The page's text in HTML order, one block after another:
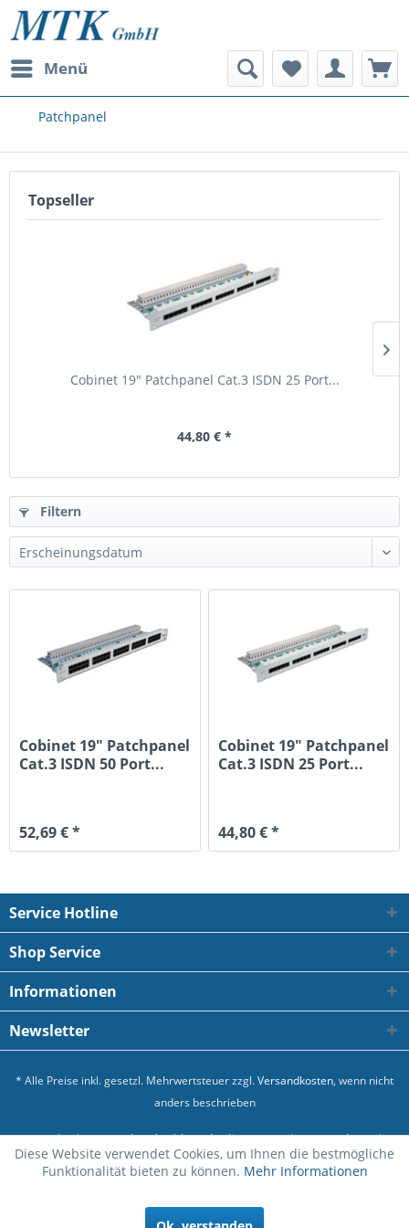
Menü
Patchpanel
Topseller
Cobinet 19" Patchpanel Cat.3 ISDN 25 Port...
44,80 € *
Filtern
Cobinet 19" Patchpanel
Cat.3 ISDN 50 Port...
52,69 € *
Cobinet 19" Patchpanel
Cat.3 ISDN 25 Port...
44,80 € *
Service Hotline
Shop Service
Informationen
Newsletter
* Alle Preise inkl. gesetzl. Mehrwertsteuer zzgl.Versandkosten, wenn nicht
anders beschrieben
Kontakt Versand und Zahlungsbedingungen
Datenschutz
Allgemeine Geschäftsbedingungen
Impressum
Diese Website verwendet Cookies, um Ihnen die bestmögliche
Funktionalität bieten zu können. Mehr Informationen